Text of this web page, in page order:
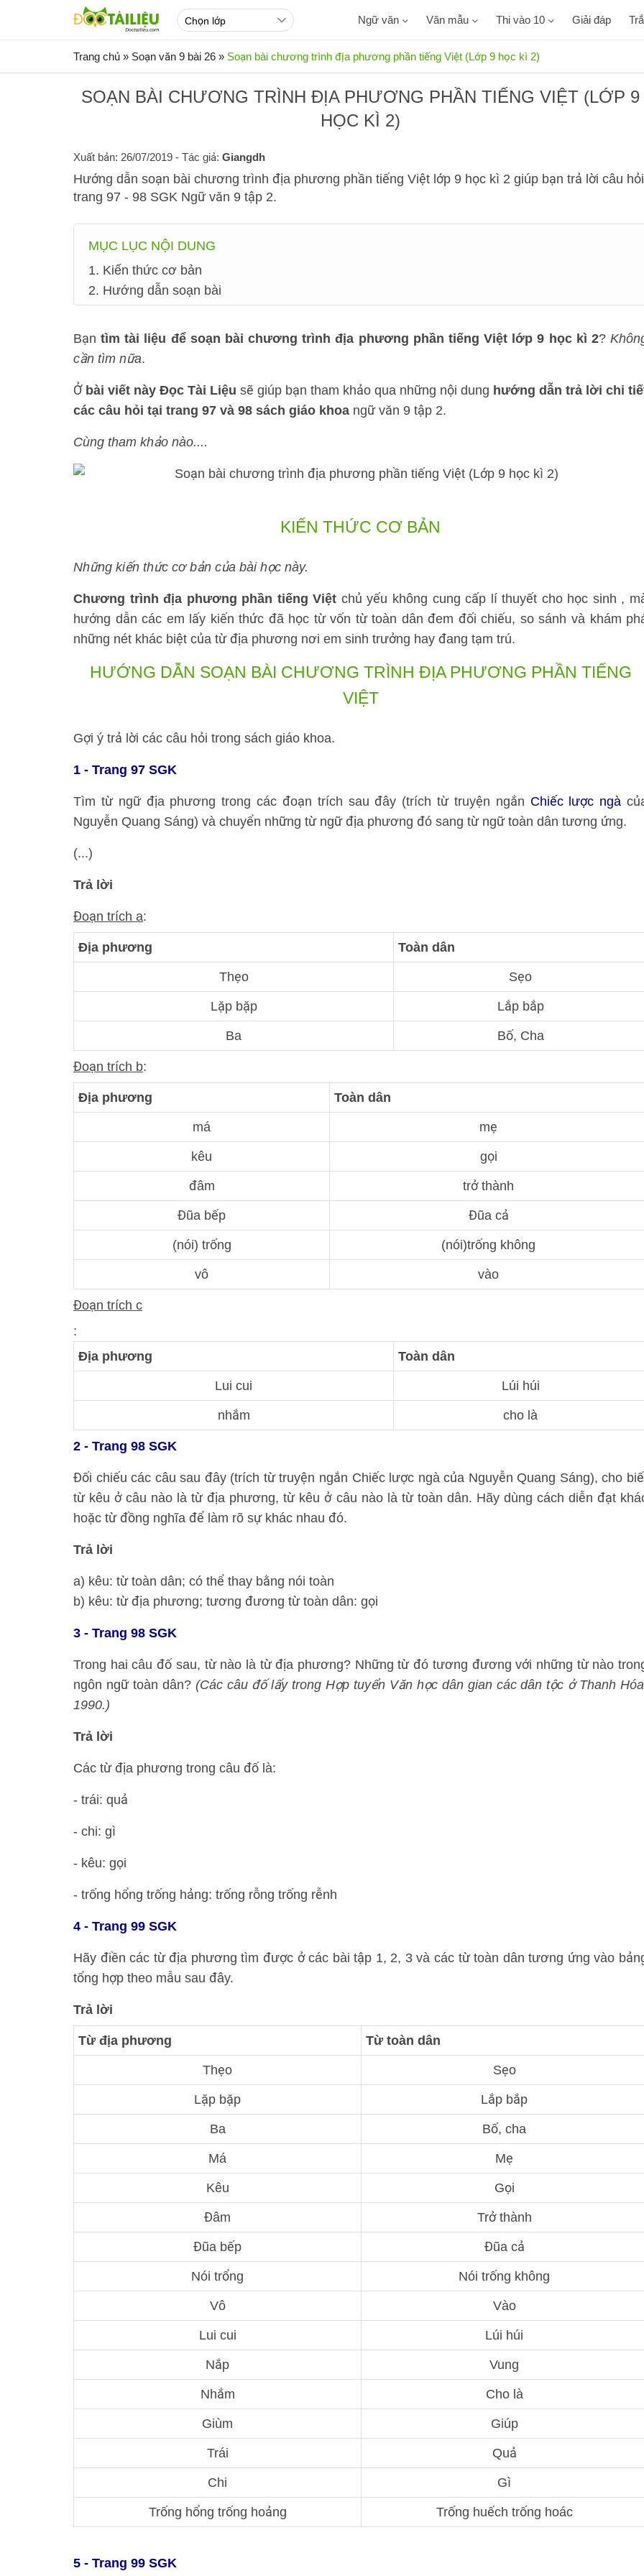
Ngữ văn Văn mẫu Thi vào 10 Giải đáp
Trang chủ » Soạn văn 9 bài 26 » Soạn bài chương trình địa phương phần tiếng Việt (Lớp 9 học kì 2)
SOẠN BÀI CHƯƠNG TRÌNH ĐỊA PHƯƠNG PHẦN TIẾNG VIỆT (LỚP 9
HỌC KÌ 2)
Xuất bản: 26/07/2019 - Tác giả: Giangdh
Hướng dẫn soạn bài chương trình địa phương phần tiếng Việt lớp 9 học kì 2 giúp bạn trả lời câu hỏi
trang 97 - 98 SGK Ngữ văn 9 tập 2.
MỤC LỤC NỘI DUNG
1. Kiến thức cơ bản
2. Hướng dẫn soạn bài
Bạntìm tài liệu để soạn bài chương trình địa phương phần tiếng Việt lớp 9 học kì 2?
cần tìm nữa.
Ở bài viết này Đọc Tài Liệu sẽ giúp bạn tham khảo qua những nội dung hướng dẫn trả lời chi
các câu hỏi tại trang 97 và 98 sách giáo khoa ngữ văn 9 tập 2.
Cùng tham khảo nào....
KIẾN THỨC CƠ BẢN
Những kiến thức cơ bản của bài học này.
Chương trình địa phương phần tiếng Việt chủ yếu không cung cấp lí thuyết cho học sinh ,
hướng dẫn các em lấy kiến thức đã học từ vốn từ toàn dân đem đối chiếu, so sánh và khám
những nét khác biệt của từ địa phương nơi em sinh trưởng hay đang tạm trú.
HƯỚNG DẪN SOẠN BÀI CHƯƠNG TRÌNH ĐỊA PHƯƠNG PHẦN TIẾNG
VIỆT
Gợi ý trả lời các câu hỏi trong sách giáo khoa.
1 - Trang 97 SGK
Tìm từ ngữ địa phương trong các đoạn trích sau đây (trích từ truyện ngắn Chiếc lược ngà
Nguyễn Quang Sáng) và chuyển những từ ngữ địa phương đó sang từ ngữ toàn dân tương ứng.
(...)
Trả lời
Đoạn trích a:
Địa phương Toàn dân
Thẹo Sẹo
Lặp bặp Lắp bắp
Ba Bố, Cha
Đoạn trích b:
Địa phương Toàn dân
má mẹ
kêu gọi
đâm trở thành
Đũa bếp Đũa cả
(nói) trống (nói)trống không
vô vào
Đoạn trích c
:
Địa phương
Toàn dân
Lui cui Lúi húi
nhắm cho là
2 - Trang 98 SGK
Đối chiếu các câu sau đây (trích từ truyện ngắn Chiếc lược ngà của Nguyễn Quang Sáng), cho
từ kêu ở câu nào là từ địa phương, từ kêu ở câu nào là từ toàn dân. Hãy dùng cách diễn đạt
hoặc từ đồng nghĩa để làm rõ sự khác nhau đó.
Trả lời
a) kêu: từ toàn dân; có thể thay bằng nói toàn
b) kêu: từ địa phương; tương đương từ toàn dân: gọi
3 - Trang 98 SGK
Trong hai câu đố sau, từ nào là từ địa phương? Những từ đó tương đương với những từ nào
ngôn ngữ toàn dân? (Các câu đố lấy trong Hợp tuyển Văn học dân gian các dân tộc ở Thanh
1990.)
Trả lời
Các từ địa phương trong câu đố là:
- trái: quả
- chi: gì
- kêu: gọi
- trống hổng trống hảng: trống rỗng trống rễnh
4 - Trang 99 SGK
Hãy điền các từ địa phương tìm được ở các bài tập 1, 2, 3 và các từ toàn dân tương ứng vào
tổng hợp theo mẫu sau đây.
Trả lời
Từ địa phương Từ toàn dân
Thẹo Sẹo
Lặp bặp Lắp bắp
Ba Bố, cha
Má Mẹ
Kêu Gọi
Đâm Trở thành
Đũa bếp Đũa cả
Nói trổng Nói trống không
Vô Vào
Lui cui Lúi húi
Nắp Vung
Nhắm Cho là
Giùm Giúp
Trái Quả
Chi Gì
Trống hổng trống hoảng Trống huếch trống hoác
5 - Trang 99 SGK